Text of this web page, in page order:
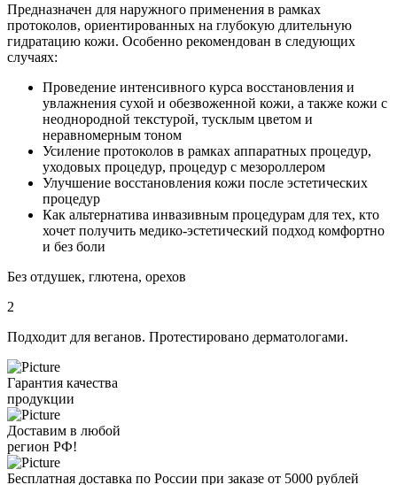
Предназначен для наружного применения в рамках
протоколов, ориентированных на глубокую длительную
гидратацию кожи. Особенно рекомендован в следующих
случаях:
Проведение интенсивного курса восстановления и
увлажнения сухой и обезвоженной кожи, а также кожи с
неоднородной текстурой, тусклым цветом и
неравномерным тоном
Усиление протоколов в рамках аппаратных процедур,
уходовых процедур, процедур с мезороллером
Улучшение восстановления кожи после эстетических
процедур
Как альтернатива инвазивным процедурам для тех, кто
хочет получить медико-эстетический подход комфортно
и без боли
Без отдушек, глютена, орехов
2
Подходит для веганов. Протестировано дерматологами.
Гарантия качества
продукции
Доставим в любой
регион РФ!
Бесплатная доставка по России при заказе от 5000 рублей